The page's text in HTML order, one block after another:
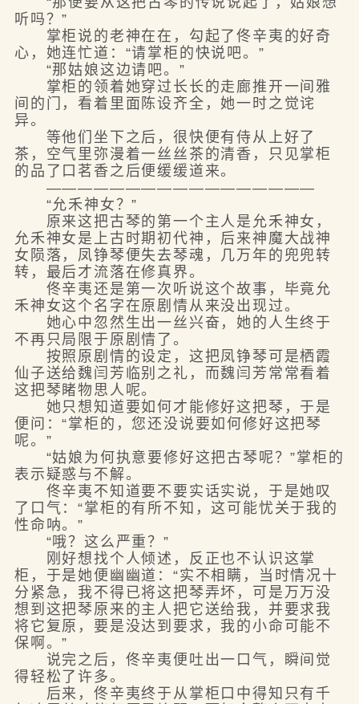
听吗？”
掌柜说的老神在在，勾起了佟辛夷的好奇
心，她连忙道：“请掌柜的快说吧。”
“那姑娘这边请吧。”
掌柜的领着她穿过长长的走廊推开一间雅
间的门，看着里面陈设齐全，她一时之觉诧
异。
等他们坐下之后，很快便有侍从上好了
茶，空气里弥漫着一丝丝茶的清香，只见掌柜
的品了口茗香之后便缓缓道来。
—————————————————
“允禾神女？”
原来这把古琴的第一个主人是允禾神女，
允禾神女是上古时期初代神，后来神魔大战神
女陨落，凤铮琴便失去琴魂，几万年的兜兜转
转，最后才流落在修真界。
佟辛夷还是第一次听说这个故事，毕竟允
禾神女这个名字在原剧情从来没出现过。
她心中忽然生出一丝兴奋，她的人生终于
不再只局限于原剧情了。
按照原剧情的设定，这把凤铮琴可是栖霞
仙子送给魏闫芳临别之礼，而魏闫芳常常看着
这把琴睹物思人呢。
她只想知道要如何才能修好这把琴，于是
便问：“掌柜的，您还没说要如何修好这把琴
呢。”
“姑娘为何执意要修好这把古琴呢？”掌柜的
表示疑惑与不解。
佟辛夷不知道要不要实话实说，于是她叹
了口气：“掌柜的有所不知，这可能忧关于我的
性命呐。”
“哦？这么严重？”
刚好想找个人倾述，反正也不认识这掌
柜，于是她便幽幽道：“实不相瞒，当时情况十
分紧急，我不得已将这把琴弄坏，可是万万没
想到这把琴原来的主人把它送给我，并要求我
将它复原，要是没达到要求，我的小命可能不
保啊。”
说完之后，佟辛夷便吐出一口气，瞬间觉
得轻松了许多。
后来，佟辛夷终于从掌柜口中得知只有千